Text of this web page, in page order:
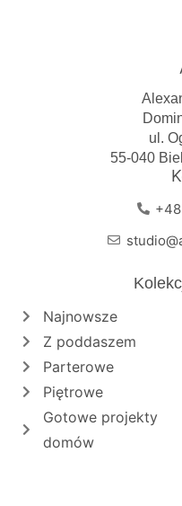
ul.
55-040
Najnowsze
Z poddaszem
Parterowe
Piętrowe
Gotowe projekty
domów